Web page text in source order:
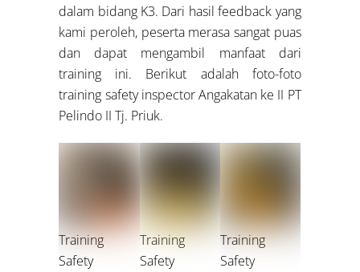
dalam bidang K3. Dari hasil feedback yang
kami peroleh, peserta merasa sangat puas
dan dapat mengambil manfaat dari
training ini. Berikut adalah foto-foto
training safety inspector Angakatan ke II PT
Pelindo II Tj. Priuk.
Training
Safety
Training
Safety
Training
Safety